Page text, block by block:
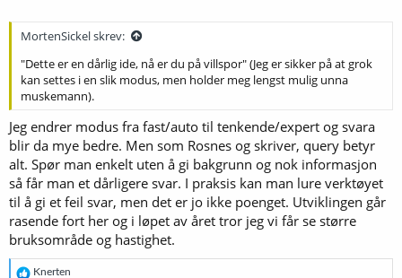
MortenSickel skrev:
"Dette er en dårlig ide, nå er du på villspor" (Jeg er sikker på at grok
kan settes i en slik modus, men holder meg lengst mulig unna
muskemann).
Jeg endrer modus fra fast/auto til tenkende/expert og svara
blir da mye bedre. Men som Rosnes og skriver, query betyr
alt. Spør man enkelt uten å gi bakgrunn og nok informasjon
så får man et dårligere svar. I praksis kan man lure verktøyet
til å gi et feil svar, men det er jo ikke poenget. Utviklingen går
rasende fort her og i løpet av året tror jeg vi får se større
bruksområde og hastighet.
R
Knerten